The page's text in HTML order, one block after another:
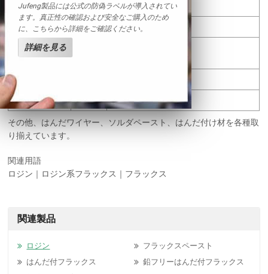
粘度 - 165mPa.s(200°C)
引火点 - 230°C
不けん化物含
有量
品名 ポリペールロジン-145
パッキング 25kg/bag
その他、はんだワイヤー、ソルダペースト、はんだ付け材を各種取
り揃えています。
関連用語
ロジン｜ロジン系フラックス｜フラックス
関連製品
ロジン
フラックスペースト
はんだ付フラックス
鉛フリーはんだ付フラックス
Jufeng製品には公式の防偽ラベルが導入されてい
ます。真正性の確認および安全なご購入のため
に、こちらから詳細をご確認ください。
詳細を見る